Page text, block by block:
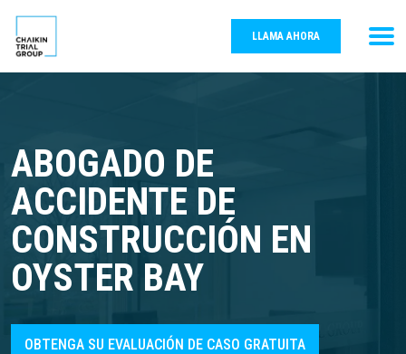
LLAMA AHORA
ABOGADO DE
ACCIDENTE DE
CONSTRUCCIÓN EN
OYSTER BAY
OBTENGA SU EVALUACIÓN DE CASO GRATUITA